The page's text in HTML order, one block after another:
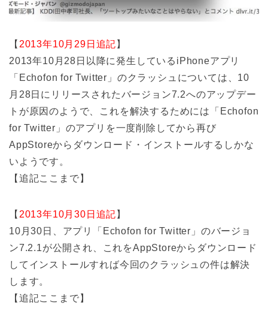
【 2013年10月29日追記 】
2013年10月28日以降に発生しているiPhoneアプリ
「Echofon for Twitter」のクラッシュについては、10
月28日にリリースされたバージョン7.2へのアップデー
トが原因のようで、これを解決するためには「Echofon
for Twitter」のアプリを一度削除してから再び
AppStoreからダウンロード・インストールするしかな
いようです。
【追記ここまで】
【 2013年10月30日追記 】
10月30日、アプリ「Echofon for Twitter」のバージョ
ン7.2.1が公開され、これをAppStoreからダウンロード
してインストールすれば今回のクラッシュの件は解決
します。
【追記ここまで】